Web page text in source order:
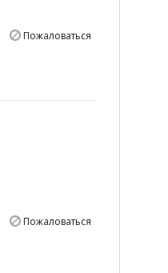
Пожаловаться
Пожаловаться